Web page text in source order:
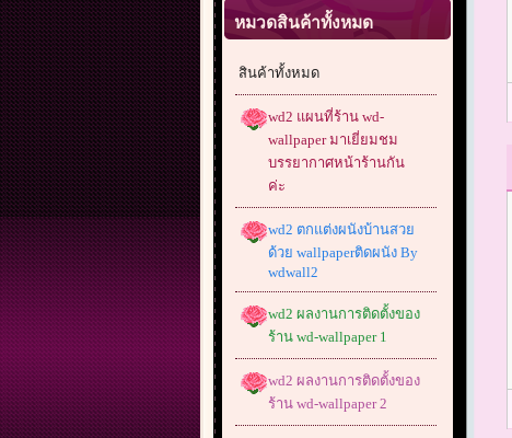
หมวดสินค้าทั้งหมด
สินค้าทั้งหมด
wd2 แผนที่ร้าน wd-
wallpaper มาเยี่ยมชม
บรรยากาศหน้าร้านกัน
ค่ะ
wd2 ตกแต่งผนังบ้านสวย
ด้วย wallpaperติดผนัง By
wdwall2
wd2 ผลงานการติดตั้งของ
ร้าน wd-wallpaper 1
wd2 ผลงานการติดตั้งของ
ร้าน wd-wallpaper 2